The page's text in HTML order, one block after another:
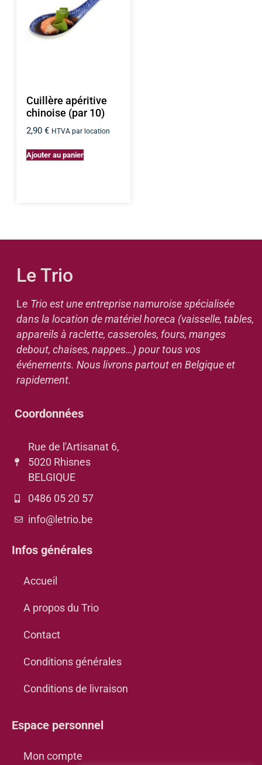
Cuillère apéritive
chinoise (par 10)
2,90€ HTVA par location
Ajouter au panier
Le Trio
Le Trio est une entreprise namuroise spécialisée
dans la location de matériel horeca (vaisselle, tables,
appareils à raclette, casseroles, fours, manges
debout, chaises, nappes…) pour tous vos
événements. Nous livrons partout en Belgique et
rapidement.
Coordonnées
Rue de l'Artisanat 6,
5020 Rhisnes
BELGIQUE
0486 05 20 57
info@letrio.be
Infos générales
Accueil
A propos du Trio
Contact
Conditions générales
Conditions de livraison
Espace personnel
Mon compte